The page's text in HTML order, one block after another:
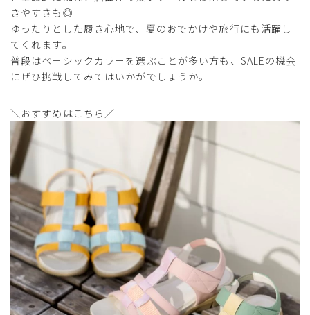
きやすさも◎
ゆったりとした履き心地で、夏のおでかけや旅行にも活躍し
てくれます。
普段はベーシックカラーを選ぶことが多い方も、SALEの機会
にぜひ挑戦してみてはいかがでしょうか。
＼おすすめはこちら／